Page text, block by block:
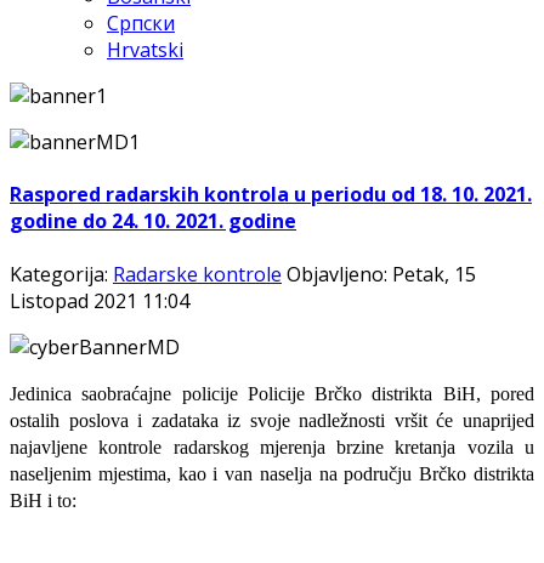
Српски
Hrvatski
Raspored radarskih kontrola u periodu od 18. 10. 2021.
godine do 24. 10. 2021. godine
Kategorija: Radarske kontrole Objavljeno: Petak, 15
Listopad 2021 11:04
Jedinica saobraćajne policije Policije Brčko distrikta BiH, pored
ostalih poslova i zadataka iz svoje nadležnosti vršit će unaprijed
najavljene kontrole radarskog mjerenja brzine kretanja vozila u
naseljenim mjestima, kao i van naselja na području Brčko distrikta
BiH i to: